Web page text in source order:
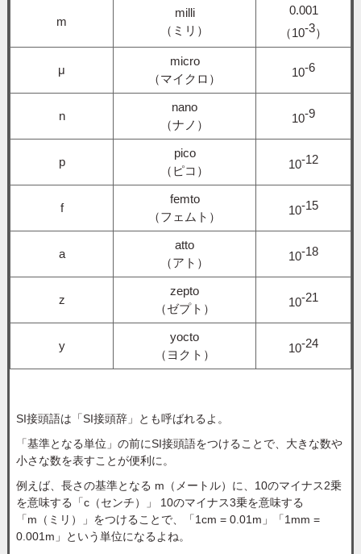
m
milli
（ミリ）
0.001
（10-3）
μ
micro
（マイクロ）
10-6
n
nano
（ナノ）
10-9
p
pico
（ピコ）
10-12
f
femto
（フェムト）
10-15
a
atto
（アト）
10-18
z
zepto
（ゼプト）
10-21
y
yocto
（ヨクト）
10-24
SI接頭語は「SI接頭辞」とも呼ばれるよ。
「基準となる単位」の前にSI接頭語をつけることで、大きな数や
小さな数を表すことが便利に。
例えば、長さの基準となる m（メートル）に、10のマイナス2乗
を意味する「c（センチ）」 10のマイナス3乗を意味する
「m（ミリ）」をつけることで、「1cm = 0.01m」「1mm =
0.001m」という単位になるよね。